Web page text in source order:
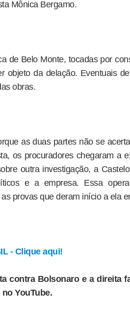
Mônica Bergamo.
de Belo Monte, tocadas por
objeto da delação. Eventuais
obras.
as duas partes não se
os procuradores chegaram a
outra investigação, a
e a empresa. Essa
provas que deram início a ela
- Clique aqui!
contra Bolsonaro e a direita
YouTube.